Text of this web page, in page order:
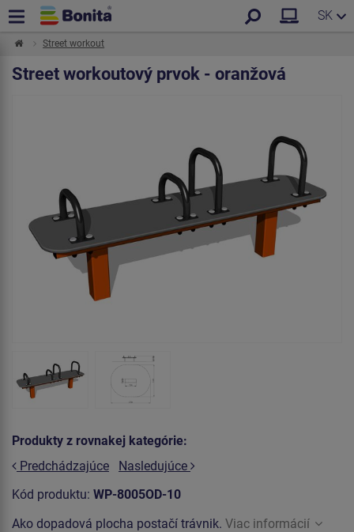
SK
Street workout
Street workoutový prvok - oranžová
Produkty z rovnakej kategórie:
Predchádzajúce
Nasledujúce
Kód produktu: WP-8005OD-10
Ako dopadová plocha postačí trávnik. Viac informácií